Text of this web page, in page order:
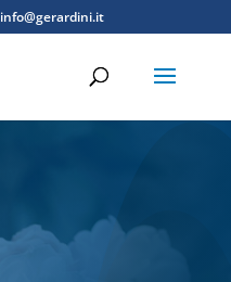
info@gerardini.it